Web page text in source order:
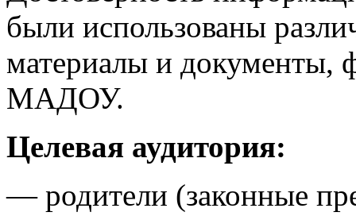
были использованы
материалы и документы,
МАДОУ.
Целевая аудитория:
— родители (законные